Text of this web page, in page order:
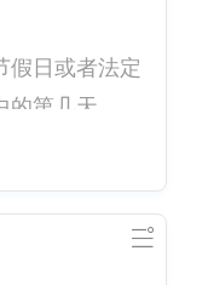
假日或者法定
第几天、第
行同步更